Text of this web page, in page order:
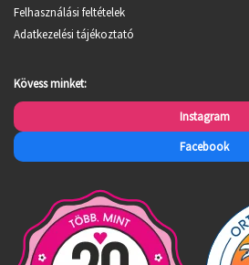
Felhasználási feltételek
Adatkezelési tájékoztató
Kövess minket:
Instagram
Facebook